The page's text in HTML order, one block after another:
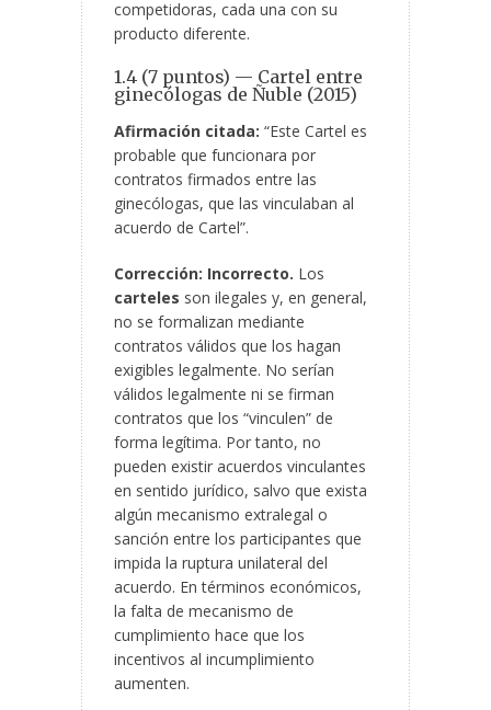
competidoras, cada una con su
producto diferente.
1.4 (7 puntos) — Cartel entre
ginecólogas de Ñuble (2015)
Afirmación citada: “Este Cartel es
probable que funcionara por
contratos firmados entre las
ginecólogas, que las vinculaban al
acuerdo de Cartel”.
Corrección: Incorrecto. Los
carteles son ilegales y, en general,
no se formalizan mediante
contratos válidos que los hagan
exigibles legalmente. No serían
válidos legalmente ni se firman
contratos que los “vinculen” de
forma legítima. Por tanto, no
pueden existir acuerdos vinculantes
en sentido jurídico, salvo que exista
algún mecanismo extralegal o
sanción entre los participantes que
impida la ruptura unilateral del
acuerdo. En términos económicos,
la falta de mecanismo de
cumplimiento hace que los
incentivos al incumplimiento
aumenten.